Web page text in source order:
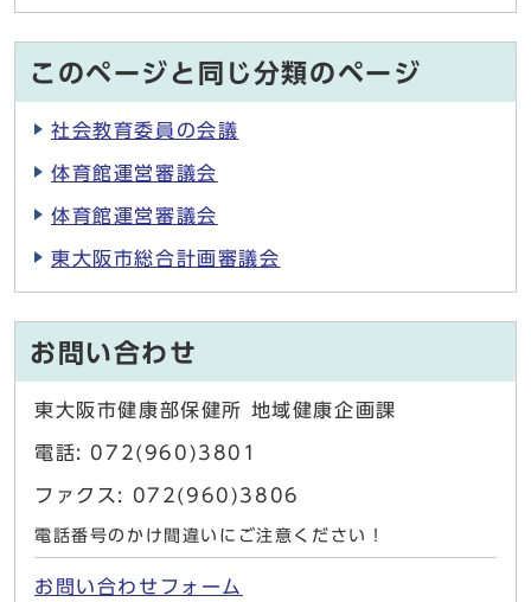
このページと同じ分類のページ
社会教育委員の会議
体育館運営審議会
体育館運営審議会
東大阪市総合計画審議会
お問い合わせ
東大阪市健康部保健所 地域健康企画課
電話: 072(960)3801
ファクス: 072(960)3806
電話番号のかけ間違いにご注意ください！
お問い合わせフォーム